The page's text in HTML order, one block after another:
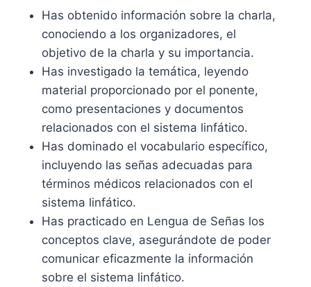
Has obtenido información sobre la charla,
conociendo a los organizadores, el
objetivo de la charla y su importancia.
Has investigado la temática, leyendo
material proporcionado por el ponente,
como presentaciones y documentos
relacionados con el sistema linfático.
Has dominado el vocabulario específico,
incluyendo las señas adecuadas para
términos médicos relacionados con el
sistema linfático.
Has practicado en Lengua de Señas los
conceptos clave, asegurándote de poder
comunicar eficazmente la información
sobre el sistema linfático.